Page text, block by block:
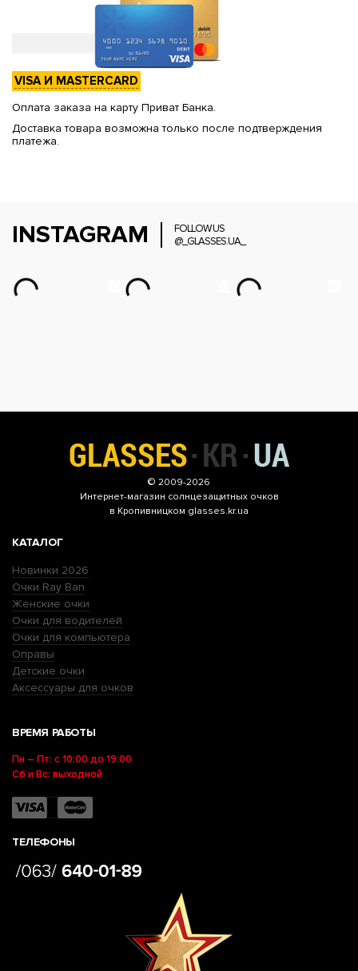
VISA И MASTERCARD
Оплата заказа на карту Приват Банка.
Доставка товара возможна только после подтверждения
платежа.
INSTAGRAM
FOLLOW US
@_GLASSES.UA_
© 2009-2026
Интернет-магазин солнцезащитных очков
в Кропивницком glasses.kr.ua
КАТАЛОГ
Новинки 2026
Очки Ray Ban
Женские очки
Очки для водителей
Очки для компьютера
Оправы
Детские очки
Аксессуары для очков
ВРЕМЯ РАБОТЫ
Пн – Пт: с 10:00 до 19:00
Сб и Вс: выходной
ТЕЛЕФОНЫ